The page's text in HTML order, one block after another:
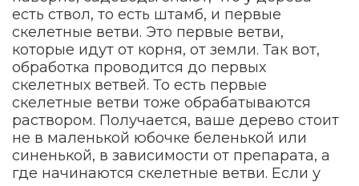
есть ствол, то есть штамб, и первые
скелетные ветви. Это первые ветви,
которые идут от корня, от земли. Так вот,
обработка проводится до первых
скелетных ветвей. То есть первые
скелетные ветви тоже обрабатываются
раствором. Получается, ваше дерево стоит
не в маленькой юбочке беленькой или
синенькой, в зависимости от препарата, а
где начинаются скелетные ветви. Если у